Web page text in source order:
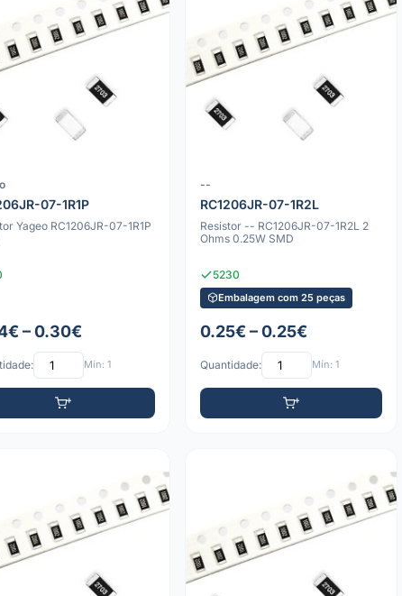
07-1R1P
Yageo RC1206JR-07-1R1P
– 0.30€
Mín: 1
--
RC1206JR-07-1R2L
Resistor -- RC1206JR-07-1R2L 2
Ohms 0.25W SMD
5230
Embalagem com 25 peças
0.25€ – 0.25€
Quantidade: Mín: 1